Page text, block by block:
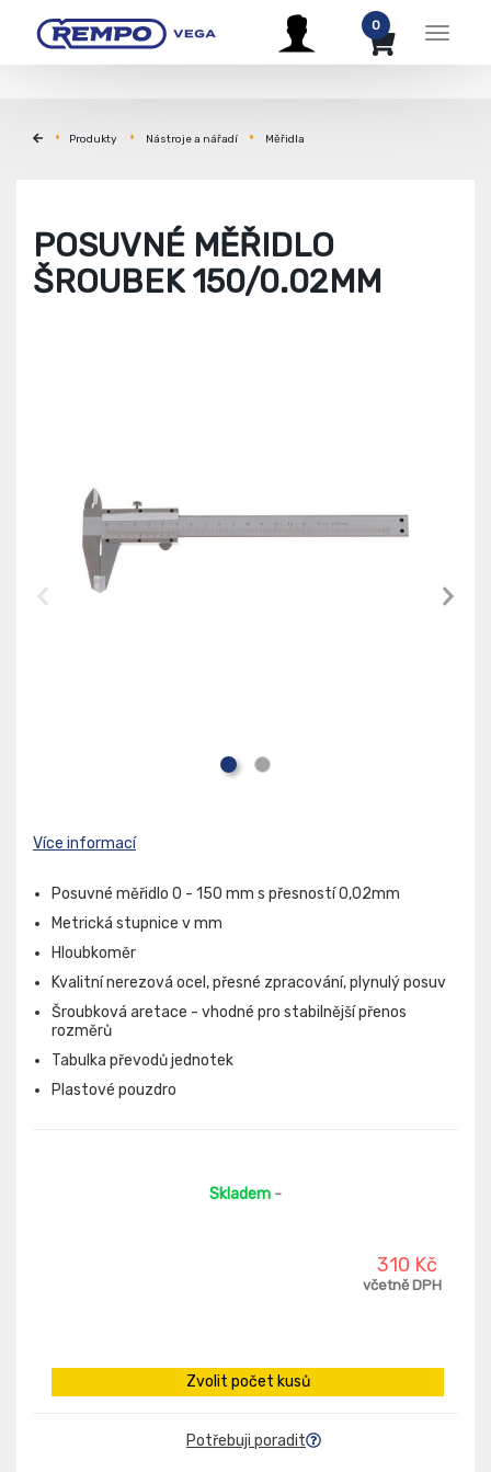
Menu
0
Produkty Nástroje a nářadí Měřidla
POSUVNÉ MĚŘIDLO
ŠROUBEK 150/0.02MM
Více informací
Posuvné měřidlo 0 - 150 mm s přesností 0,02mm
Metrická stupnice v mm
Hloubkoměr
Kvalitní nerezová ocel, přesné zpracování, plynulý posuv
Šroubková aretace - vhodné pro stabilnější přenos
rozměrů
Tabulka převodů jednotek
Plastové pouzdro
Skladem -
310 Kč
včetně DPH
Zvolit počet kusů
Potřebuji poradit